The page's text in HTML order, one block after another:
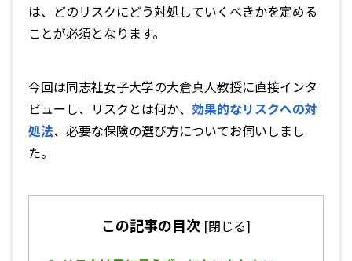
は、どのリスクにどう対処していくべきかを定める
ことが必須となります。
今回は同志社女子大学の大倉真人教授に直接インタ
ビューし、リスクとは何か、 効果的なリスクへの対
処法、必要な保険の選び方についてお伺いしまし
た。
この記事の目次 [閉じる]